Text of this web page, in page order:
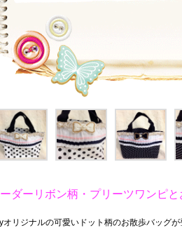
ダーリボン柄・プリーツワンピ
オリジナルの可愛いドット柄のお散歩バッグ